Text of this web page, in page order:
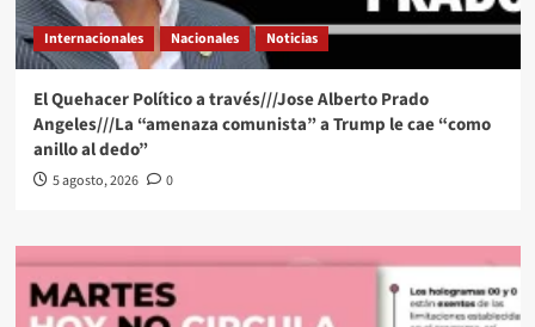
Internacionales Nacionales Noticias
El Quehacer Político a través///Jose Alberto Prado
Angeles///La “amenaza comunista” a Trump le cae “como
anillo al dedo”
5 agosto, 2026 0